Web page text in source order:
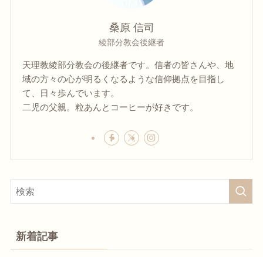
桑原 信司
綾部分教会後継者
天理教綾部分教会の後継者です。信者の皆さんや、地
域の方々の心が明るくなるような信仰拠点を目指し
て、日々歩んでいます。
二児の父親。粒あんとコーヒーが好きです。
新着記事